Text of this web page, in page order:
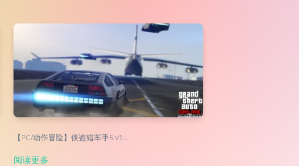
【PC/动作冒险】侠盗猎车手5 v1…
阅读更多